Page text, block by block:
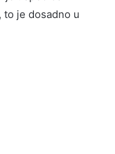
to je dosadno u